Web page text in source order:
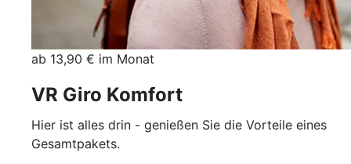
ab 13,90 € im Monat
VR Giro Komfort
Hier ist alles drin - genießen Sie die Vorteile eines
Gesamtpakets.